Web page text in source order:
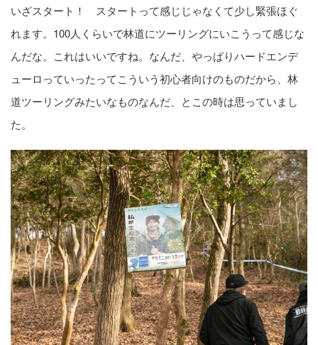
いざスタート！ スタートって感じじゃなくて少し緊張ほぐ
れます。100人くらいで林道にツーリングにいこうって感じな
んだな。これはいいですね。なんだ、やっぱりハードエンデ
ューロっていったってこういう初心者向けのものだから、林
道ツーリングみたいなものなんだ、とこの時は思っていまし
た。